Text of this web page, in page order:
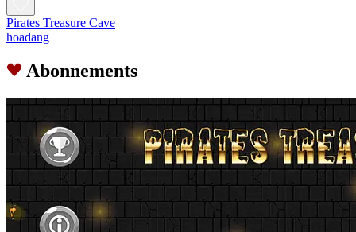
Pirates Treasure Cave
hoadang
Abonnements